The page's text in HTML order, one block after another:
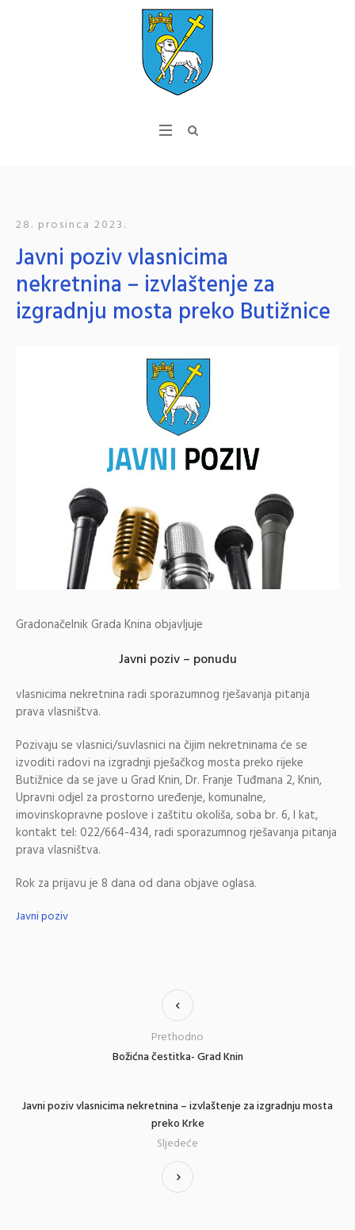
28. prosinca 2023.
Javni poziv vlasnicima
nekretnina – izvlaštenje za
izgradnju mosta preko Butižnice
Gradonačelnik Grada Knina objavljuje
Javni poziv – ponudu
vlasnicima nekretnina radi sporazumnog rješavanja pitanja
prava vlasništva.
Pozivaju se vlasnici/suvlasnici na čijim nekretninama će se
izvoditi radovi na izgradnji pješačkog mosta preko rijeke
Butižnice da se jave u Grad Knin, Dr. Franje Tuđmana 2, Knin,
Upravni odjel za prostorno uređenje, komunalne,
imovinskopravne poslove i zaštitu okoliša, soba br. 6, I kat,
kontakt tel: 022/664-434, radi sporazumnog rješavanja pitanja
prava vlasništva.
Rok za prijavu je 8 dana od dana objave oglasa.
Javni poziv
Božićna čestitka- Grad Knin
Prethodno
Javni poziv vlasnicima nekretnina – izvlaštenje za izgradnju mosta
preko Krke
Sljedeće